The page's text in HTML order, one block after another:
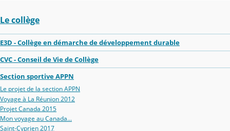
Le collège
E3D - Collège en démarche de développement durable
CVC - Conseil de Vie de Collège
Section sportive APPN
Le projet de la section APPN
Voyage à La Réunion 2012
Projet Canada 2015
Mon voyage au Canada...
Saint-Cyprien 2017